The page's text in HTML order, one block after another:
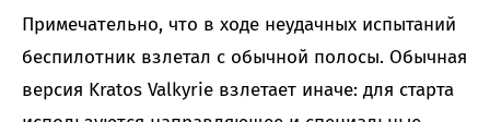
Примечательно, что в ходе неудачных испытаний
беспилотник взлетал с обычной полосы. Обычная
версия Kratos Valkyrie взлетает иначе: для старта